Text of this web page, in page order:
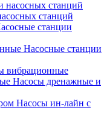
станций
станции
Насосные станции
вибрационные
Насосы дренажные и
Насосы ин-лайн с